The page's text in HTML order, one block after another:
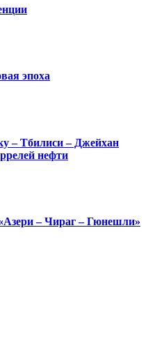
эпоха
– Тбилиси – Джейхан
нефти
– Чираг – Гюнешли»